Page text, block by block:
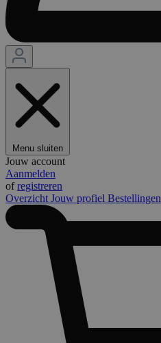
Menu sluiten
Jouw account
Aanmelden
ofregistreren
Overzicht Jouw profiel Bestellingen